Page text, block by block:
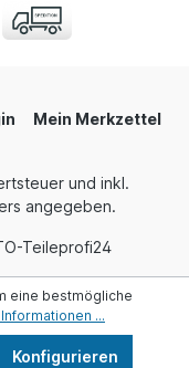
Mein Merkzettel
und inkl.
angegeben.
Teileprofi24
eine bestmögliche
...
Konfigurieren